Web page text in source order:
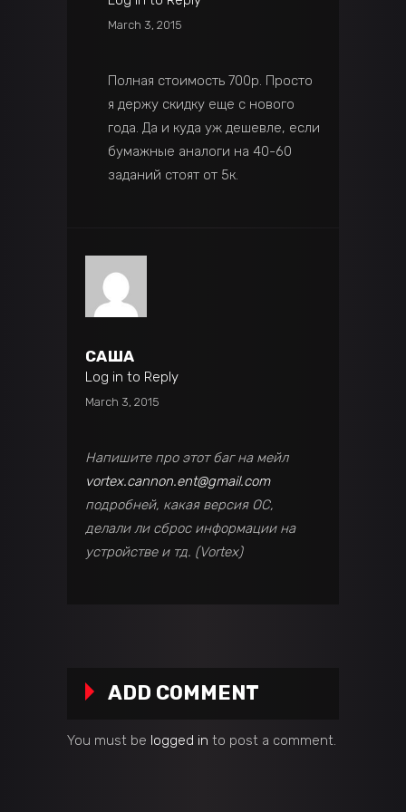
March 3, 2015
Полная стоимость 700р. Просто
я держу скидку еще с нового
года. Да и куда уж дешевле, если
бумажные аналоги на 40-60
заданий стоят от 5к.
САША
Log in to Reply
March 3, 2015
Напишите про этот баг на мейл
vortex.cannon.ent@gmail.com
подробней, какая версия ОС,
делали ли сброс информации на
устройстве и тд. (Vortex)
ADD COMMENT
You must be logged in to post a comment.